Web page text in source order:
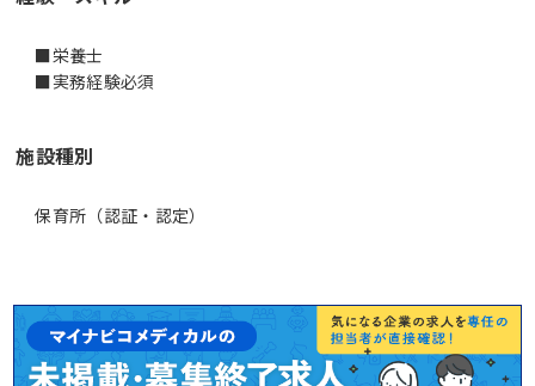
■栄養士
■実務経験必須
施設種別
保育所（認証・認定）